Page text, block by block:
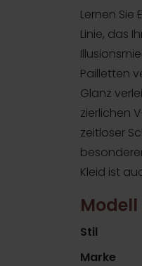
Lernen Sie
Linie, das
Pailletten
Glanz
zierlichen
zeitloser
Kleid ist
Stil
Marke